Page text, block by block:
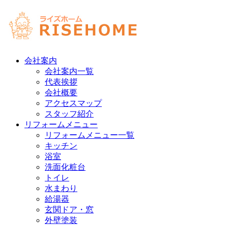
会社案内
会社案内一覧
代表挨拶
会社概要
アクセスマップ
スタッフ紹介
リフォームメニュー
リフォームメニュー一覧
キッチン
浴室
洗面化粧台
トイレ
水まわり
給湯器
玄関ドア・窓
外壁塗装